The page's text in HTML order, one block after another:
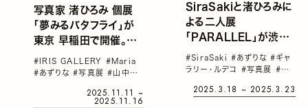
写真家 渚ひろみ 個展
「夢みるバタフライ」が
東京 早稲田で開催。デ
ンテージ衣装を用いた
ズと、実際に撮影で使用
#IRIS GALLERY #Maria
#あずりな#写真展#山中夏
2025.11.11 ~
2025.11.16
SiraSakiと渚ひろみに
よる二人展
「PARALLEL」が渋谷
で開催。それぞれのアプ
ローチによって生み出さ
#SiraSaki #あずりな#ギャ
ラリー・ルデコ #写真展 #山
2025.3.18 ~ 2025.3.23